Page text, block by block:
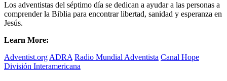
Los adventistas del séptimo día se dedican a ayudar a las personas a
comprender la Biblia para encontrar libertad, sanidad y esperanza en
Jesús.
Learn More:
Adventist.org ADRA Radio Mundial Adventista Canal Hope
División Interamericana